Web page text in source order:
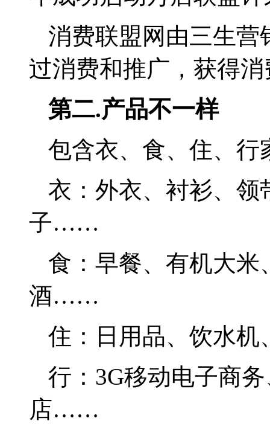
消费联盟网由三生营
过消费和推广，获得
第二.产品不一样
包含衣、食、住、行
衣：外衣、衬衫、领
子……
食：早餐、有机大米
酒……
住：日用品、饮水
行： 3G移动电子商
店……